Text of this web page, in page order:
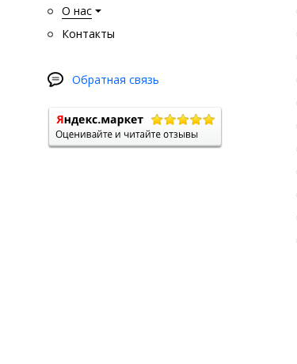
О нас
Контакты
Обратная связь